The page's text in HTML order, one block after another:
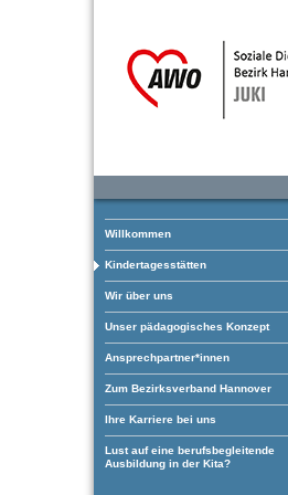
Willkommen
Kindertagesstätten
Wir über uns
Unser pädagogisches Konzept
Ansprechpartner*innen
Zum Bezirksverband Hannover
Ihre Karriere bei uns
Lust auf eine berufsbegleitende
Ausbildung in der Kita?